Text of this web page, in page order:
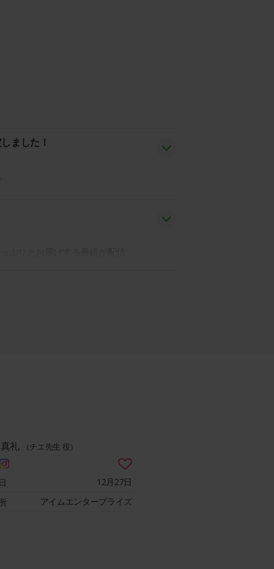
ました！
礼 （チエ先生 役）
12月27日
アイムエンタープライズ